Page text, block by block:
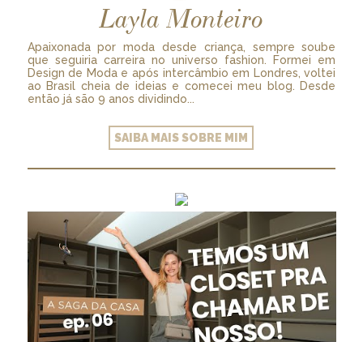
Layla Monteiro
Apaixonada por moda desde criança, sempre soube
que seguiria carreira no universo fashion. Formei em
Design de Moda e após intercâmbio em Londres, voltei
ao Brasil cheia de ideias e comecei meu blog. Desde
então já são 9 anos dividindo...
SAIBA MAIS SOBRE MIM